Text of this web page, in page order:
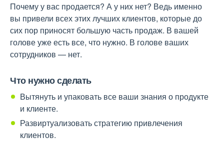
Почему у вас продается? А у них нет? Ведь именно
вы привели всех этих лучших клиентов, которые до
сих пор приносят большую часть продаж. В вашей
голове уже есть все, что нужно. В голове ваших
сотрудников — нет.
Что нужно сделать
Вытянуть и упаковать все ваши знания о продукте
и клиенте.
Развиртуализовать стратегию привлечения
клиентов.